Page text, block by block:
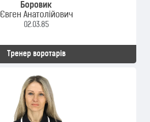
Боровик
Євген Анатолійович
02.03.85
Тренер воротарів